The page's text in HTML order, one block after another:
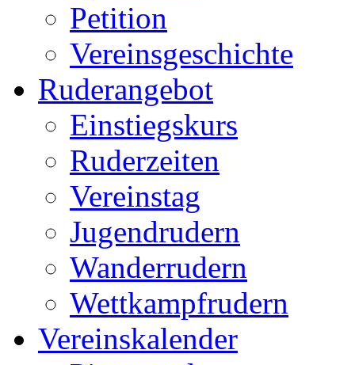
Petition
Vereinsgeschichte
Ruderangebot
Einstiegskurs
Ruderzeiten
Vereinstag
Jugendrudern
Wanderrudern
Wettkampfrudern
Vereinskalender